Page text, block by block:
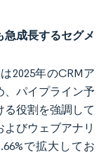
成長するセグメ
2025年のCRMア
、パイプライン予
役割を強調して
びウェブアナリ
で拡大してお